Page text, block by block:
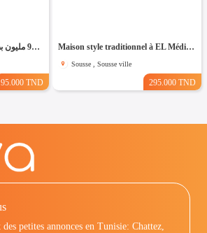
فرصصصة منزل للبيع ب 95 مليون بضواحي الحمامات 99958728
95.000 TND
Maison style traditionnel à EL Médina Sousse ouvre sur trois rues
Sousse , Sousse ville
295.000 TND
petites annonces en Tunisie: Chattez,